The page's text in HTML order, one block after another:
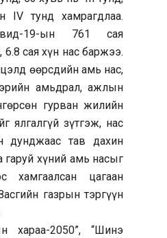
IV тунд хамрагдлаа.
19-ын 761 сая
сая хүн нас баржээ.
өөрсдийн амь нас,
амьдрал, ажлын
гурван жилийн
ялгалгүй зүтгэж, нас
дунджаас тав дахин
гаруй хүний амь насыг
хамгаалсан цагаан
газрын тэргүүн
хараа-2050”, “Шинэ